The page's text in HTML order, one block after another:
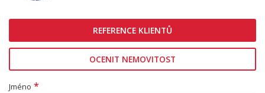
REFERENCE KLIENTŮ
OCENIT NEMOVITOST
Jméno *